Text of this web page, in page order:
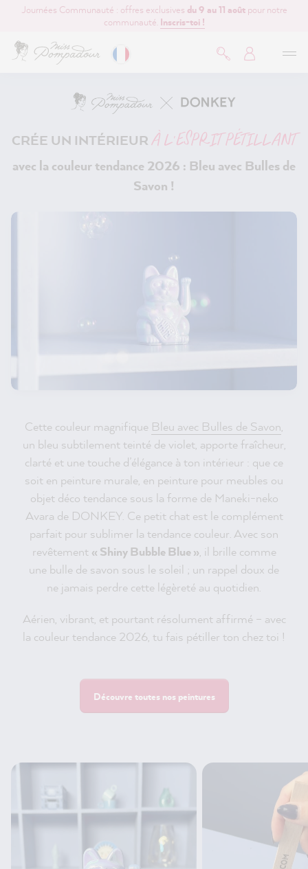
principal
Journées Communauté : offres exclusives du 9 au 11 aoûtpour notre
communauté. Inscris-toi !
CRÉE UN INTÉRIEURÀ L’ESPRIT PÉTILLANT
avec la couleur tendance 2026 : Bleu avec Bulles de
Savon !
Cette couleur magnifique Bleu avec Bulles de Savon,
un bleu subtilement teinté de violet, apporte fraîcheur,
clarté et une touche d’élégance à ton intérieur : que ce
soit en peinture murale, en peinture pour meubles ou
objet déco tendance sous la forme de Maneki-neko
Avara de DONKEY. Ce petit chat est le complément
parfait pour sublimer la tendance couleur. Avec son
revêtement « Shiny Bubble Blue », il brille comme
une bulle de savon sous le soleil ; un rappel doux de
ne jamais perdre cette légèreté au quotidien.
Aérien, vibrant, et pourtant résolument affirmé – avec
la couleur tendance 2026, tu fais pétiller ton chez toi !
Découvre toutes nos peintures